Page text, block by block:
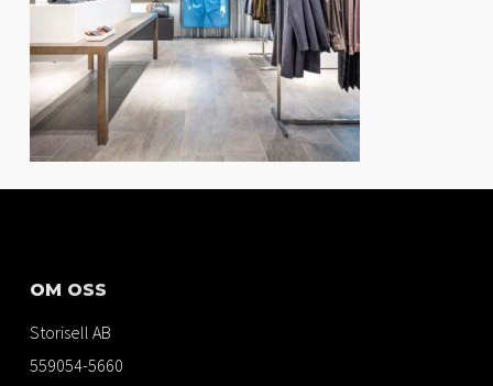
OM OSS
Storisell AB
559054-5660